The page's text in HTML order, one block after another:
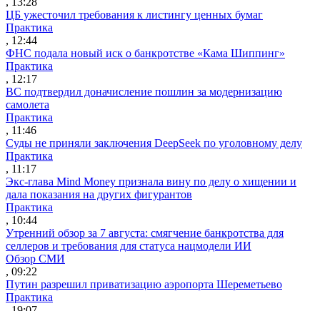
ЦБ ужесточил требования к листингу ценных бумаг
Практика
, 12:44
ФНС подала новый иск о банкротстве «Кама Шиппинг»
Практика
, 12:17
ВС подтвердил доначисление пошлин за модернизацию
самолета
Практика
, 11:46
Суды не приняли заключения DeepSeek по уголовному делу
Практика
, 11:17
Экс-глава Mind Money признала вину по делу о хищении и
дала показания на других фигурантов
Практика
, 10:44
Утренний обзор за 7 августа: смягчение банкротства для
селлеров и требования для статуса нацмодели ИИ
Обзор СМИ
, 09:22
Путин разрешил приватизацию аэропорта Шереметьево
Практика